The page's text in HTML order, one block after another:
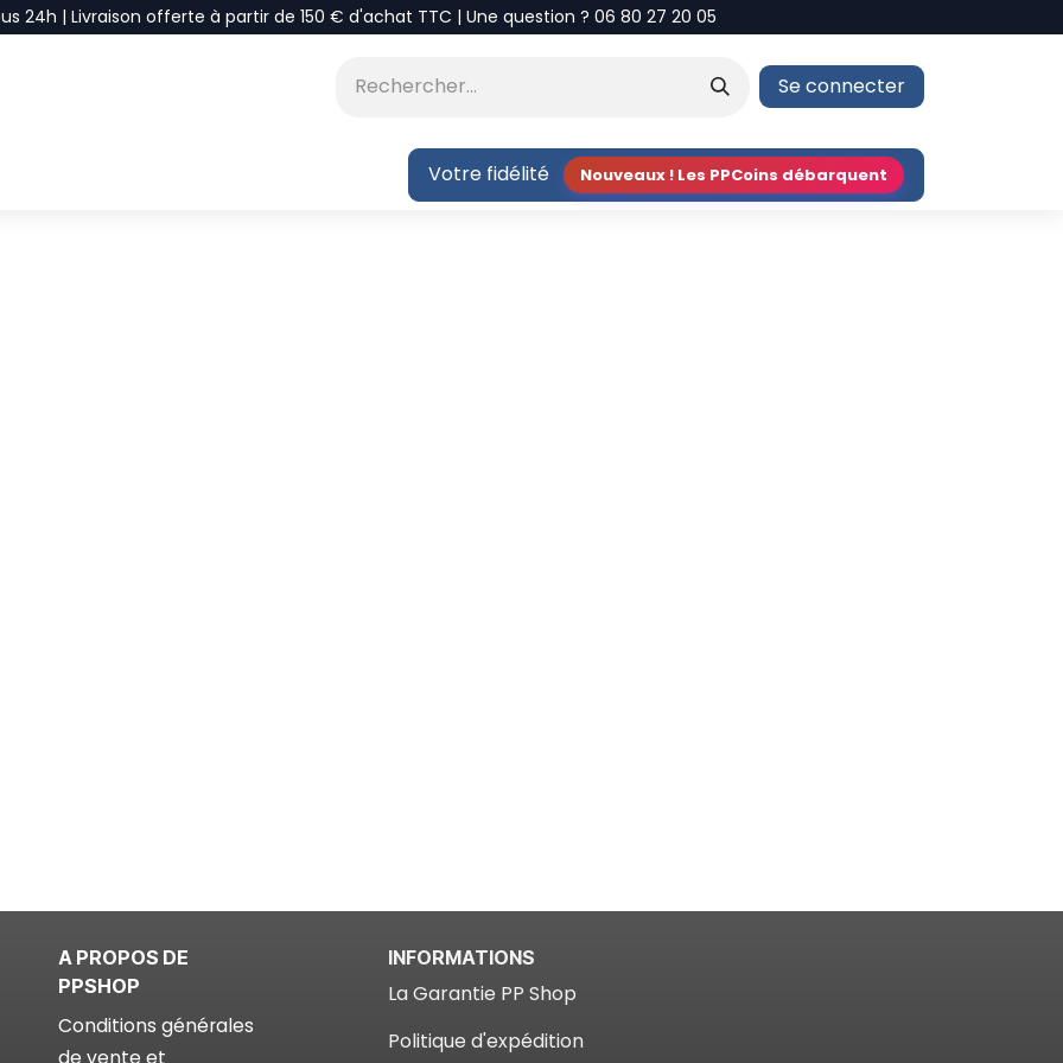
24h | Livraison offerte à partir de 150 € d'achat TTC | Une question ? 06 80 27 20 05
Se connecter
Votre fidélité Nouveaux ! Les PPCoins débarquent
A PROPOS DE
PPSHOP
Conditions générales
INFORMATIONS
La Garantie PP Shop​
Politique d'expédition